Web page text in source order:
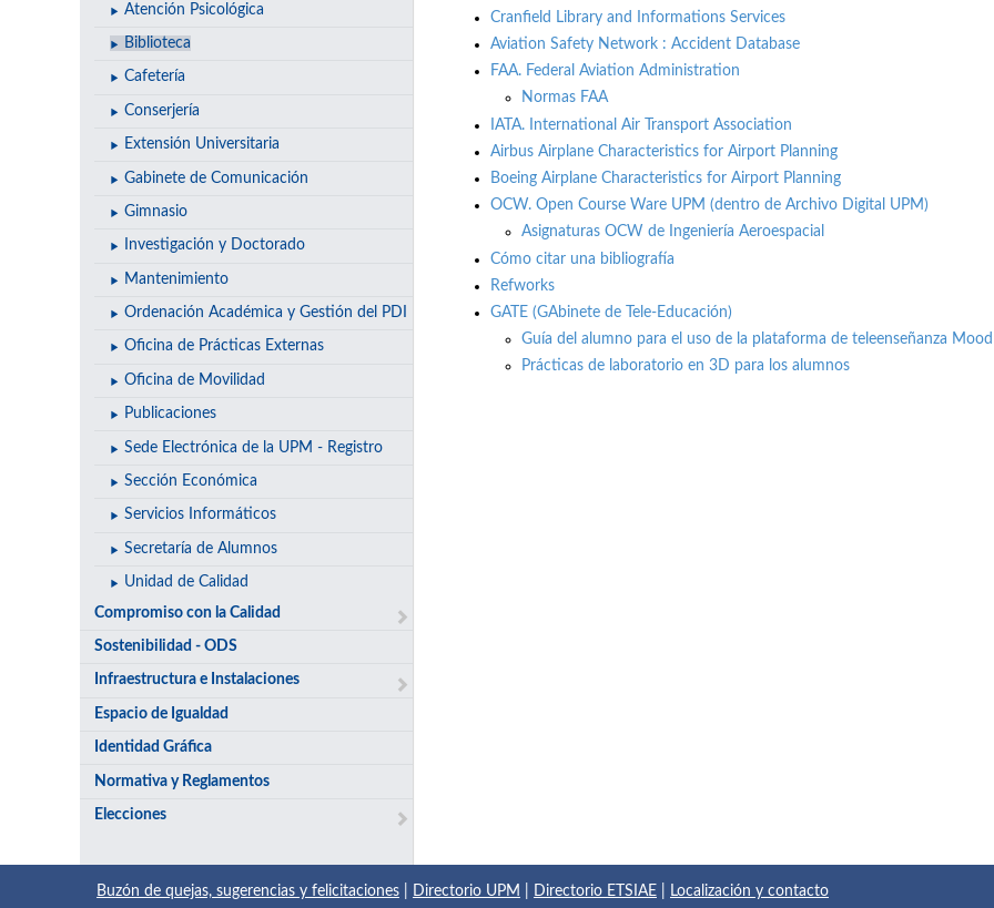
Atención Psicológica
Biblioteca
Cafetería
Conserjería
Extensión Universitaria
Gabinete de Comunicación
Gimnasio
Investigación y Doctorado
Mantenimiento
Ordenación Académica y Gestión del PDI
Oficina de Prácticas Externas
Oficina de Movilidad
Publicaciones
Sede Electrónica de la UPM - Registro
Sección Económica
Servicios Informáticos
Secretaría de Alumnos
Unidad de Calidad
Compromiso con la Calidad
Sostenibilidad - ODS
Infraestructura e Instalaciones
Espacio de Igualdad
Identidad Gráfica
Normativa y Reglamentos
Elecciones
Cranfield Library and Informations Services
Aviation Safety Network : Accident Database
FAA. Federal Aviation Administration
Normas FAA
IATA. International Air Transport Association
Airbus Airplane Characteristics for Airport Planning
Boeing Airplane Characteristics for Airport Planning
OCW. Open Course Ware UPM (dentro de Archivo Digital UPM)
Asignaturas OCW de Ingeniería Aeroespacial
Cómo citar una bibliografía
Refworks
GATE (GAbinete de Tele-Educación)
Guía del alumno para el uso de la plataforma de teleenseñanza
Prácticas de laboratorio en 3D para los alumnos
Buzón de quejas, sugerencias y felicitaciones Directorio UPM Directorio ETSIAE Localización y contacto